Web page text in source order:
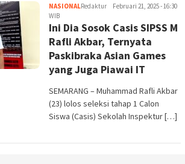
NASIONALRedaktur
Februari 21, 2025 - 16:30
WIB
Ini Dia Sosok Casis SIPSS M
Rafli Akbar, Ternyata
Paskibraka Asian Games
yang Juga Piawai IT
SEMARANG – Muhammad Rafli Akbar
(23) lolos seleksi tahap 1 Calon
Siswa (Casis) Sekolah Inspektur […]